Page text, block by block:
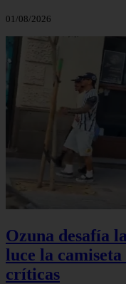
01/08/2026
Ozuna desafía
luce la
críticas